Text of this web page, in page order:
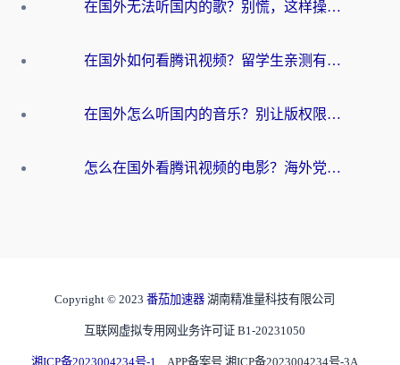
在国外无法听国内的歌？别慌，这样操作就能畅听QQ音乐（附亲测加速器推荐）
在国外如何看腾讯视频？留学生亲测有效的回国加速方案
在国外怎么听国内的音乐？别让版权限制断了你的华语歌单
怎么在国外看腾讯视频的电影？海外党亲测有效的回国加速指南
Copyright © 2023 番茄加速器 湖南精准量科技有限公司
互联网虚拟专用网业务许可证 B1-20231050
湘ICP备2023004234号-1 APP备案号 湘ICP备2023004234号-3A